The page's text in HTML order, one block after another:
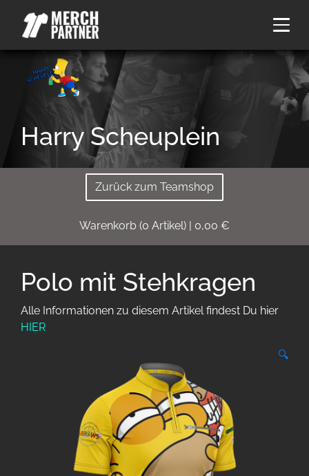
Harry Scheuplein
Zurück zum Teamshop
Warenkorb (0 Artikel) | 0,00 €
Polo mit Stehkragen
Alle Informationen zu diesem Artikel findest Du hier
HIER
🔍